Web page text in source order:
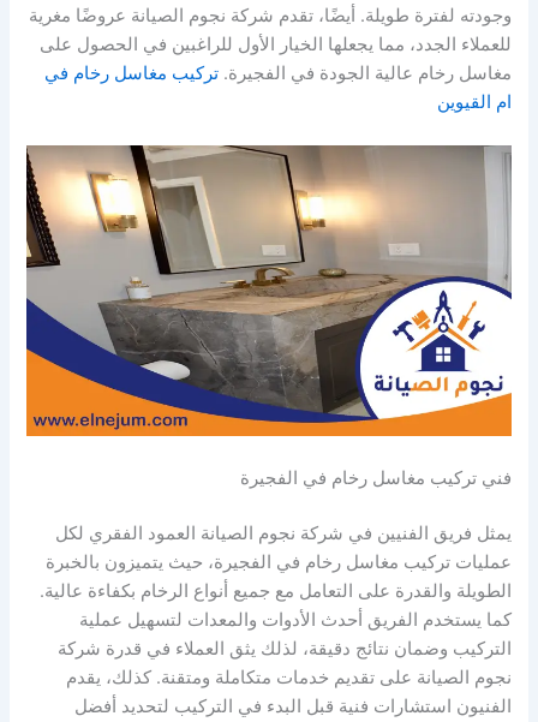
وجودته لفترة طويلة. أيضًا، تقدم شركة نجوم الصيانة عروضًا مغرية
للعملاء الجدد، مما يجعلها الخيار الأول للراغبين في الحصول على
مغاسل رخام عالية الجودة في الفجيرة.تركيب مغاسل رخام في
ام القيوين
فني تركيب مغاسل رخام في الفجيرة
يمثل فريق الفنيين في شركة نجوم الصيانة العمود الفقري لكل
عمليات تركيب مغاسل رخام في الفجيرة، حيث يتميزون بالخبرة
الطويلة والقدرة على التعامل مع جميع أنواع الرخام بكفاءة عالية.
كما يستخدم الفريق أحدث الأدوات والمعدات لتسهيل عملية
التركيب وضمان نتائج دقيقة، لذلك يثق العملاء في قدرة شركة
نجوم الصيانة على تقديم خدمات متكاملة ومتقنة. كذلك، يقدم
الفنيون استشارات فنية قبل البدء في التركيب لتحديد أفضل